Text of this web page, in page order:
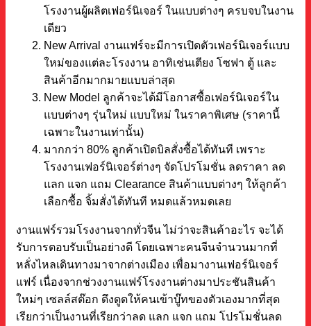
โรงงานผู้ผลิตเฟอร์นิเจอร์ ในแบบต่างๆ ครบจบในงาน
เดียว
New Arrival งานแฟร์จะมีการเปิดตัวเฟอร์นิเจอร์แบบ
ใหม่ของแต่ละโรงงาน อาทิเช่นเตียง โซฟา ตู้ และ
สินค้าอีกมากมายแบบล่าสุด
New Model ลูกค้าจะได้มีโอกาสซื้อเฟอร์นิเจอร์ใน
แบบต่างๆ รุ่นใหม่ แบบใหม่ ในราคาพิเศษ (ราคานี้
เฉพาะในงานเท่านั้น)
มากกว่า 80% ลูกค้าเปิดบิลสั่งซื้อได้ทันที เพราะ
โรงงานเฟอร์นิเจอร์ต่างๆ จัดโปรโมชั่น ลดราคา ลด
แลก แจก แถม Clearance สินค้าแบบต่างๆ ให้ลูกค้า
เลือกซื้อ จิ้มสั่งได้ทันที หมดแล้วหมดเลย
งานแฟร์รวมโรงงานจากทั่วจีน ไม่ว่าจะสินค้าอะไร จะได้
รับการตอบรับเป็นอย่างดี โดยเฉพาะคนจีนจำนวนมากที่
หลั่งไหลเดินทางมาจากต่างเมือง เพื่อมางานเฟอร์นิเจอร์
แฟร์ เนื่องจากช่วงงานแฟร์โรงงานต่างมาประชันสินค้า
ใหม่ๆ เซลล์สต๊อก ดึงดูดให้คนเข้าบู๊ทของตัวเองมากที่สุด
เรียกว่าเป็นงานที่เรียกว่าลด แลก แจก แถม โปรโมชั่นลด